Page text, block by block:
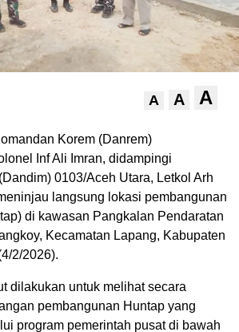
A A A
Korem (Danrem)
Inf Ali Imran, didampingi
0103/Aceh Utara, Letkol Arh
langsung lokasi pembangunan
di kawasan Pangkalan Pendaratan
Kecamatan Lapang, Kabupaten
2/2026).
dilakukan untuk melihat secara
pembangunan Huntap yang
program pemerintah pusat di bawah